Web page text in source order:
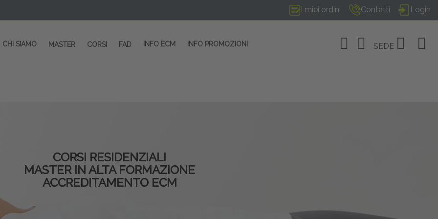
I miei ordini Contatti Login
CHI SIAMO MASTER CORSI FAD INFO ECM INFO PROMOZIONI SEDE
CORSI RESIDENZIALI
MASTER IN ALTA FORMAZIONE
ACCREDITAMENTO ECM